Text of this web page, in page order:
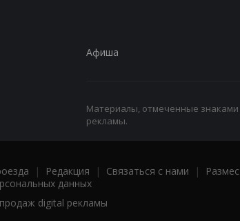
Афиша
Материалы, отмеченные
рекламы.
| Редакция | Связаться с нами |
данных
digital рекламы